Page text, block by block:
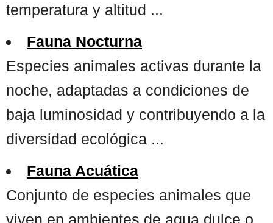
temperatura y altitud ...
Fauna Nocturna
Especies animales activas durante la
noche, adaptadas a condiciones de
baja luminosidad y contribuyendo a la
diversidad ecológica ...
Fauna Acuática
Conjunto de especies animales que
viven en ambientes de agua dulce o